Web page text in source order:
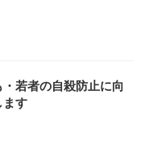
若者の自殺防止に向
ます